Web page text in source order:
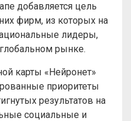
добавляется цель
фирм, из которых на
лидеры,
рынке.
карты «Нейронет»
приоритеты
результатов на
социальные и